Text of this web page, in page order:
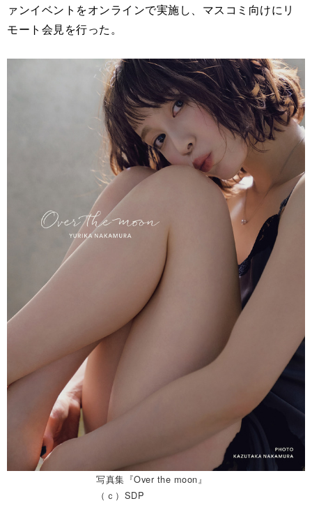
ァンイベントをオンラインで実施し、マスコミ向けにリ
モート会見を行った。
写真集『Over the moon』
（ｃ）SDP